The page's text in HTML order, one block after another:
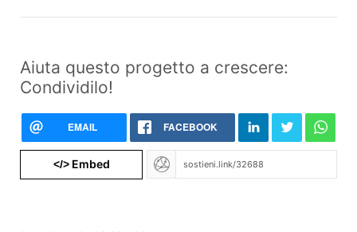
Aiuta questo progetto a crescere:
Condividilo!
EMAIL FACEBOOK
</>Embed